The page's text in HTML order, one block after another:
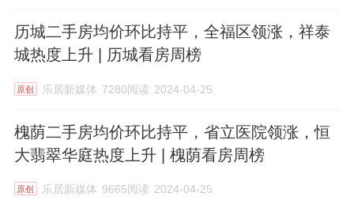
历城二手房均价环比持平，全福区领涨，祥泰
城热度上升 | 历城看房周榜
原创 乐居新媒体 7280阅读 2024-04-25
槐荫二手房均价环比持平，省立医院领涨，恒
大翡翠华庭热度上升 | 槐荫看房周榜
原创 乐居新媒体 9665阅读 2024-04-25